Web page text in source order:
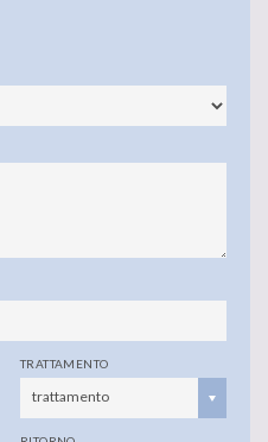
TRATTAMENTO
trattamento